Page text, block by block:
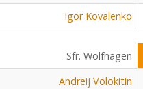
Igor Kovalenko
Sfr. Wolfhagen
Andreij Volokitin